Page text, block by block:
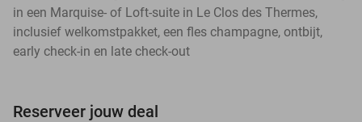
in een Marquise- of Loft-suite in Le Clos des Thermes,
inclusief welkomstpakket, een fles champagne, ontbijt,
early check-in en late check-out
Reserveer jouw deal